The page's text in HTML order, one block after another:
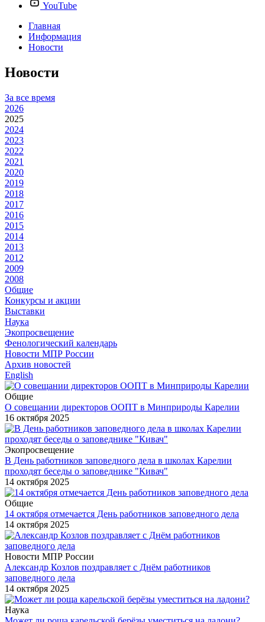
YouTube
Главная
Информация
Новости
Новости
За все время
2026
2025
2024
2023
2022
2021
2020
2019
2018
2017
2016
2015
2014
2013
2012
2009
2008
Общие
Конкурсы и акции
Выставки
Наука
Экопросвещение
Фенологический календарь
Новости МПР России
Архив новостей
English
Общие
О совещании директоров ООПТ в Минприроды Карелии
16 октября 2025
Экопросвещение
В День работников заповедного дела в школах Карелии
проходят беседы о заповеднике "Кивач"
14 октября 2025
Общие
14 октября отмечается День работников заповедного дела
14 октября 2025
Новости МПР России
Александр Козлов поздравляет с Днём работников
заповедного дела
14 октября 2025
Наука